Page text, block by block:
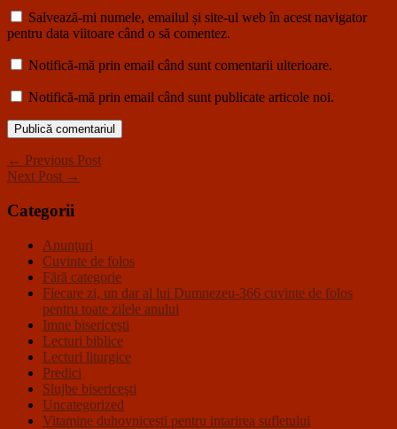
Salvează-mi numele, emailul și site-ul web în acest navigator
pentru data viitoare când o să comentez.
Notifică-mă prin email când sunt comentarii ulterioare.
Notifică-mă prin email când sunt publicate articole noi.
← Previous Post
Next Post →
Categorii
Anunţuri
Cuvinte de folos
Fără categorie
Fiecare zi, un dar al lui Dumnezeu-366 cuvinte de folos
pentru toate zilele anului
Imne bisericeşti
Lecturi biblice
Lecturi liturgice
Predici
Slujbe bisericeşti
Uncategorized
Vitamine duhovnicesti pentru intarirea sufletului